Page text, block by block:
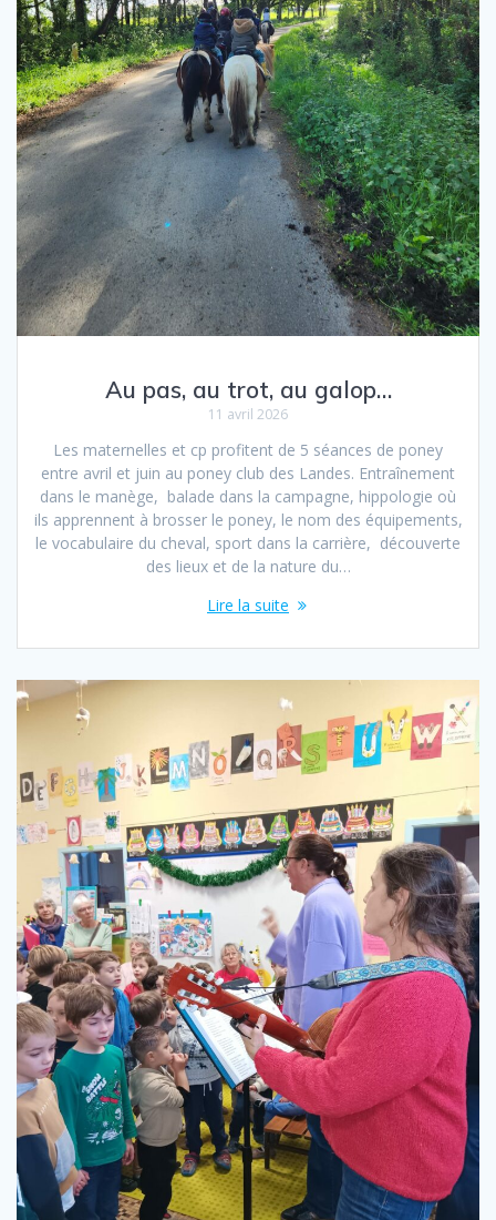
Au pas, au trot, au galop…
11 avril 2026
Les maternelles et cp profitent de 5 séances de poney
entre avril et juin au poney club des Landes. Entraînement
dans le manège, balade dans la campagne, hippologie où
ils apprennent à brosser le poney, le nom des équipements,
le vocabulaire du cheval, sport dans la carrière, découverte
des lieux et de la nature du…
Lire la suite